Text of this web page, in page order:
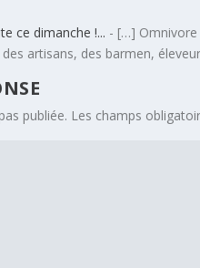
ce dimanche !... - […] Omnivore
artisans, des barmen,
publiée. Les champs